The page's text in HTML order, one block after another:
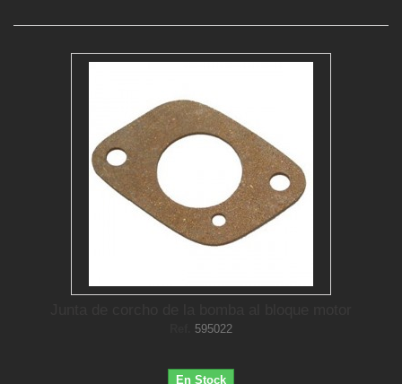
595022
En Stock